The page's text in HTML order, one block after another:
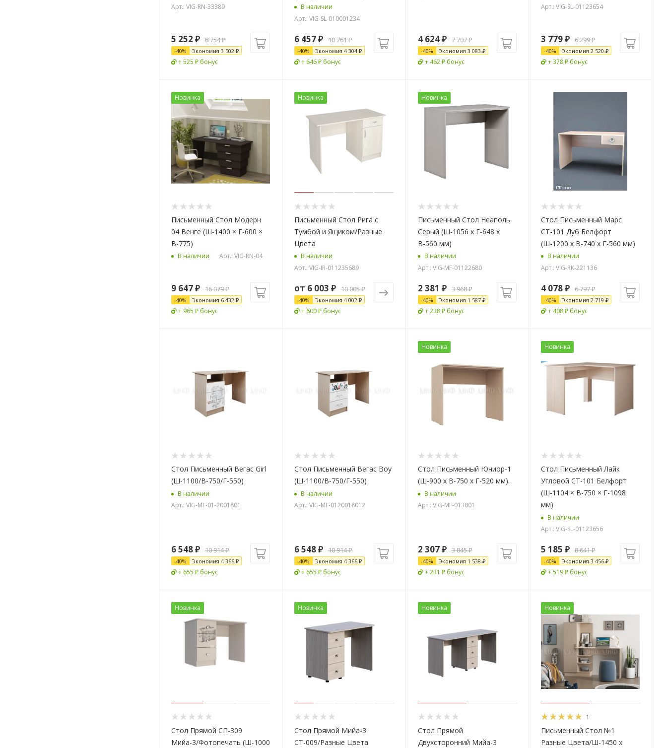
Арт.: VIG-RN-33389
5 252 ₽ 8 754₽
-40% Экономия 3 502 ₽
+ 525 ₽ бонус
В наличии
Арт.: VIG-SL-010001234
6 457₽ 10 761₽
-40% Экономия 4 304₽
+ 646 ₽ бонус
4 624₽ 7 707₽
-40% Экономия 3 083 ₽
+ 462 ₽ бонус
Арт.: VIG-SL-01123654
3 779₽ 6 299₽
-40% Экономия 2 520 ₽
+ 378 ₽ бонус
Новинка
Письменный Стол Модерн
04 Венге (Ш-1400 × Г-600 ×
В-775)
В наличии Арт.: VIG-RN-04
9 647₽ 16 079₽
-40% Экономия 6 432 ₽
+ 965 ₽ бонус
Новинка
Письменный Стол Рига с
Тумбой и Ящиком/Разные
Цвета
В наличии
Арт.: VIG-IR-011235689
от 6 003 ₽ 10 005 ₽
-40% Экономия4 002 ₽
+ 600 ₽ бонус
Новинка
Письменный Стол Неаполь
Серый (Ш-1056 х Г-648 х
В-560 мм)
В наличии
Арт.: VIG-MF-01122680
2 381 ₽ 3 968₽
-40% Экономия 1 587₽
+ 238 ₽ бонус
Стол Письменный Марс
СТ-101 Дуб Белфорт
(Ш-1200 x В-740 x Г-560 мм)
В наличии
Арт.: VIG-RK-221136
4 078₽ 6 797₽
-40% Экономия 2 719 ₽
+ 408 ₽ бонус
Стол Письменный Вегаc Girl
(Ш-1100/В-750/Г-550)
В наличии
Арт.: VIG-MF-01-2001801
6 548₽ 10 914₽
-40% Экономия 4 366 ₽
+ 655 ₽ бонус
Стол Письменный Вегаc Boy
(Ш-1100/В-750/Г-550)
В наличии
Арт.: VIG-MF-0120018012
6 548₽ 10 914₽
-40% Экономия 4 366 ₽
+ 655 ₽ бонус
Новинка
Стол Письменный Юниор-1
(Ш-900 x В-750 x Г-520 мм).
В наличии
Арт.: VIG-MF-013001
2 307₽ 3 845₽
-40% Экономия 1 538 ₽
+ 231 ₽ бонус
Новинка
Стол Письменный Лайк
Угловой СТ-101 Белфорт
(Ш-1104 × В-750 × Г-1098
мм)
В наличии
Арт.: VIG-SL-01123656
5 185 ₽ 8 641₽
-40% Экономия 3 456₽
+ 519 ₽ бонус
Новинка
Стол Прямой СП-309
Мийа-3/Фотопечать (Ш-1000
Новинка
Стол Прямой Мийа-3
СТ-009/Разные Цвета
Новинка
Стол Прямой
Двухсторонний Мийа-3
Новинка
1
Письменный Стол №1
Разные Цвета/Ш-1450 x